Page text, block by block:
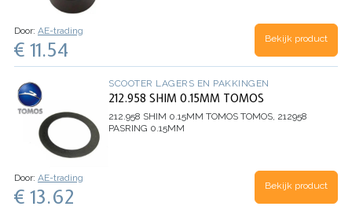
Door: AE-trading
€ 11.54 Bekijk product
SCOOTER LAGERS EN PAKKINGEN
212.958 SHIM 0.15MM TOMOS
212.958 SHIM 0.15MM TOMOS TOMOS, 212958
PASRING 0.15MM
Door: AE-trading
€ 13.62 Bekijk product